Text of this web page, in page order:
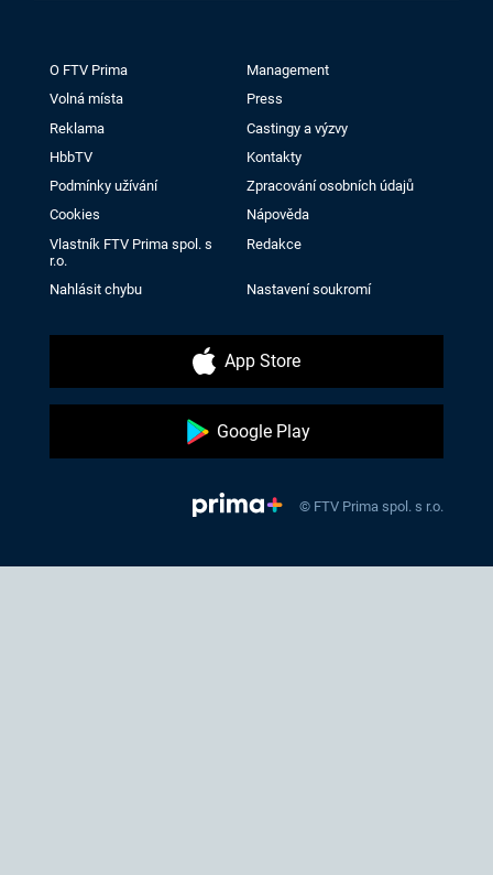
O FTV Prima
Management
Volná místa
Press
Reklama
Castingy a výzvy
HbbTV
Kontakty
Podmínky užívání
Zpracování osobních údajů
Cookies
Nápověda
Vlastník FTV Prima spol. s
r.o.
Redakce
Nahlásit chybu Nastavení soukromí
App Store
Google Play
© FTV Prima spol. s r.o.